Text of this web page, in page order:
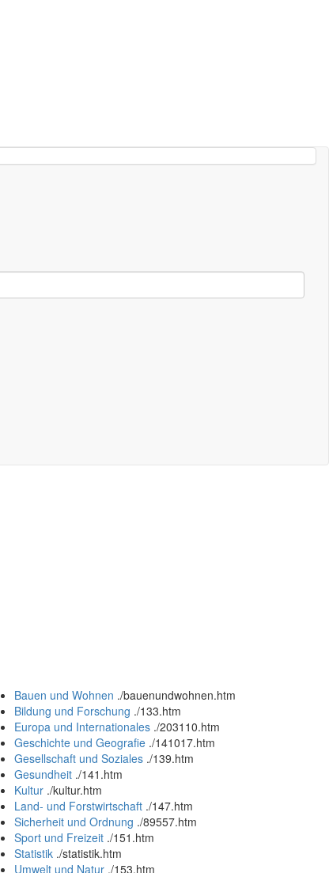
Bauen und Wohnen ./bauenundwohnen.htm
Bildung und Forschung ./133.htm
Europa und Internationales ./203110.htm
Geschichte und Geografie ./141017.htm
Gesellschaft und Soziales ./139.htm
Gesundheit ./141.htm
Kultur ./kultur.htm
Land- und Forstwirtschaft ./147.htm
Sicherheit und Ordnung ./89557.htm
Sport und Freizeit ./151.htm
Statistik ./statistik.htm
Umwelt und Natur ./153.htm